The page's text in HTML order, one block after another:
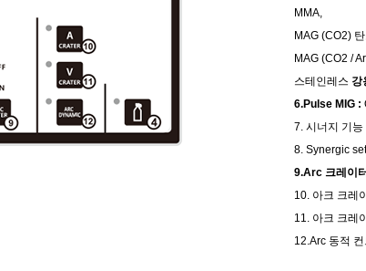
MMA,
MAG (CO2)
MAG (CO2 /
스테인레스 강
6.Pulse MIG :
7. 시너지 기능
8. Synergic
9.Arc 크레이
10. 아크 크레
11. 아크 크레
12.Arc 동적 컨